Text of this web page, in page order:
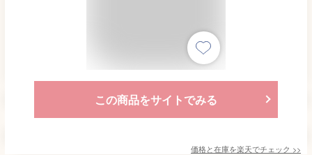
この商品をサイトでみる
価格と在庫を楽天でチェック >>